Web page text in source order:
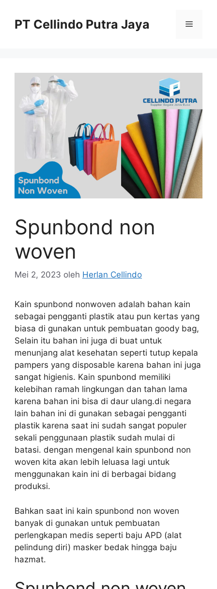
PT Cellindo Putra Jaya Menu
Spunbond non
woven
Mei 2, 2023 oleh Herlan Cellindo
Kain spunbond nonwoven adalah bahan kain
sebagai pengganti plastik atau pun kertas yang
biasa di gunakan untuk pembuatan goody bag,
Selain itu bahan ini juga di buat untuk
menunjang alat kesehatan seperti tutup kepala
pampers yang disposable karena bahan ini juga
sangat higienis. Kain spunbond memiliki
kelebihan ramah lingkungan dan tahan lama
karena bahan ini bisa di daur ulang.di negara
lain bahan ini di gunakan sebagai pengganti
plastik karena saat ini sudah sangat populer
sekali penggunaan plastik sudah mulai di
batasi. dengan mengenal kain spunbond non
woven kita akan lebih leluasa lagi untuk
menggunakan kain ini di berbagai bidang
produksi.
Bahkan saat ini kain spunbond non woven
banyak di gunakan untuk pembuatan
perlengkapan medis seperti baju APD (alat
pelindung diri) masker bedak hingga baju
hazmat.